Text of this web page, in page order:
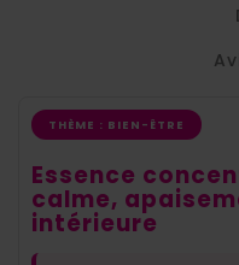
THÈME : BIEN-ÊTRE
Essence
calme,
intérieure